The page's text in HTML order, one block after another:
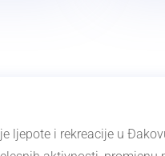
ljepote i rekreacije u